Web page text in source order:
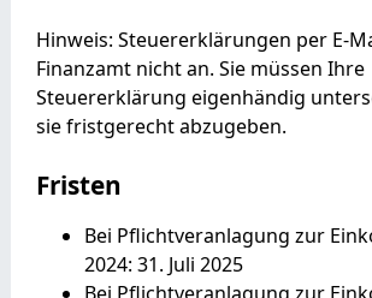
Hinweis: Steuererklärungen per E-
Finanzamt nicht an. Sie müssen Ihre
Steuererklärung eigenhändig
sie fristgerecht abzugeben.
Fristen
Bei Pflichtveranlagung zur
2024: 31. Juli 2025